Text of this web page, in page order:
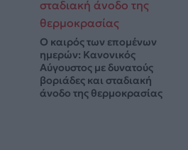
Ο καιρός των επομένων
ημερών: Κανονικός
Αύγουστος με δυνατούς
βοριάδες και σταδιακή
άνοδο της θερμοκρασίας